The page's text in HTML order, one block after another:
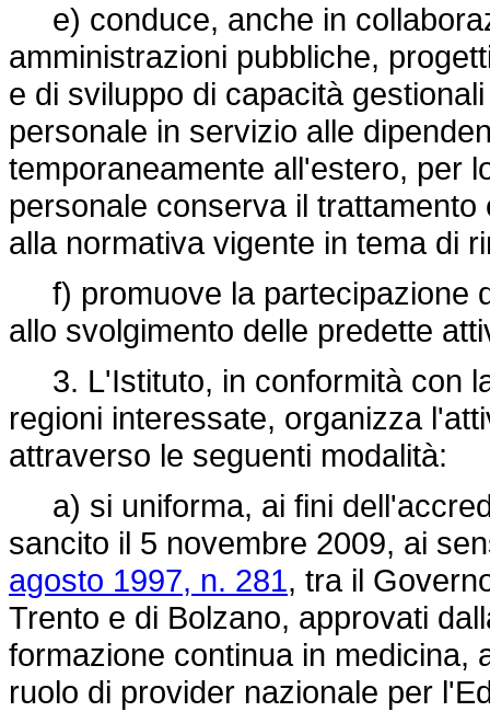
e) conduce, anche in
amministrazioni pubbliche,
e di sviluppo di capacità
personale in servizio alle
temporaneamente all'estero, per
personale conserva il
alla normativa vigente in tema di
f) promuove la partecipazione
allo svolgimento delle predette
3. L'Istituto, in conformità con
regioni interessate, organizza
attraverso le seguenti modalità:
a) si uniforma, ai fini
sancito il 5 novembre 2009, ai
agosto 1997, n. 281, tra il
Trento e di Bolzano, approvati
formazione continua in medicina,
ruolo di provider nazionale per